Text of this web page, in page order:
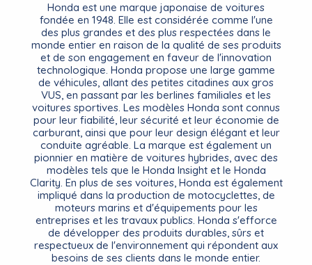
Honda est une marque japonaise de voitures
fondée en 1948. Elle est considérée comme l'une
des plus grandes et des plus respectées dans le
monde entier en raison de la qualité de ses produits
et de son engagement en faveur de l'innovation
technologique. Honda propose une large gamme
de véhicules, allant des petites citadines aux gros
VUS, en passant par les berlines familiales et les
voitures sportives. Les modèles Honda sont connus
pour leur fiabilité, leur sécurité et leur économie de
carburant, ainsi que pour leur design élégant et leur
conduite agréable. La marque est également un
pionnier en matière de voitures hybrides, avec des
modèles tels que le Honda Insight et le Honda
Clarity. En plus de ses voitures, Honda est également
impliqué dans la production de motocyclettes, de
moteurs marins et d'équipements pour les
entreprises et les travaux publics. Honda s'efforce
de développer des produits durables, sûrs et
respectueux de l'environnement qui répondent aux
besoins de ses clients dans le monde entier.